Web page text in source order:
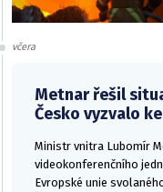
včera
Metnar řešil
Česko vyzvalo
Ministr vnitra Lubomír
videokonferenčního
Evropské unie